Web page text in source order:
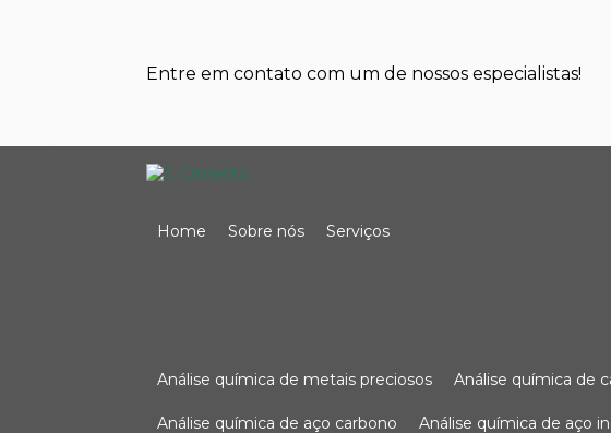
Entre em contato com um de nossos especialistas!
Home Sobre nós Serviços
análise química de metais preciosos análise química de
análise química de aço carbono análise química de aço